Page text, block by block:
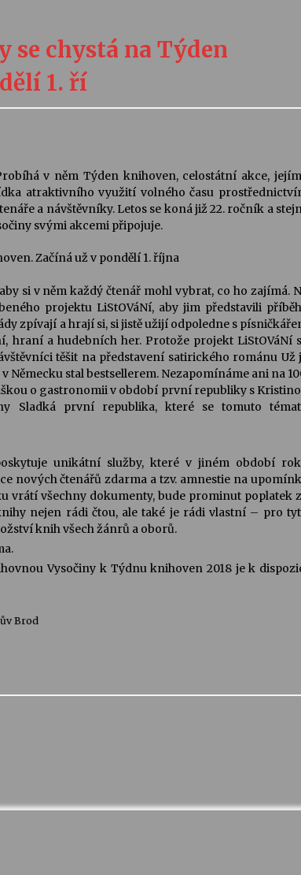
Stávám se kapkou
30. 7. 2026
Kolchoz a Jenakaši
Vysočinka
17. 7. 2026
Klášteře Želiv
se chystá na Týden
1. ří
v něm Týden knihoven, celostátní akce,
atraktivního využití volného času
a návštěvníky. Letos se koná již 22. ročník a
svými akcemi připojuje.
si v něm každý čtenář mohl vybrat, co ho zajímá.
projektu LiStOVáNí, aby jim představili
zpívají a hrají si, si jistě užijí odpoledne s
hraní a hudebních her. Protože projekt LiStOVáNí
těšit na představení satirického románu Už
Německu stal bestsellerem. Nezapomínáme ani na
o gastronomii v období první republiky s
Sladká první republika, které se tomuto
unikátní služby, které v jiném období
nových čtenářů zdarma a tzv. amnestie na
vrátí všechny dokumenty, bude prominut poplatek
nejen rádi čtou, ale také je rádi vlastní – pro
knih všech žánrů a oborů.
Vysočiny k Týdnu knihoven 2018 je k
Brod